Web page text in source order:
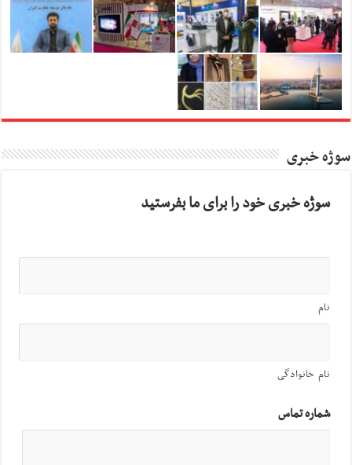
سوژه خبری
سوژه خبری خود را برای ما بفرستید
نام
نام خانوادگی
شماره تماس